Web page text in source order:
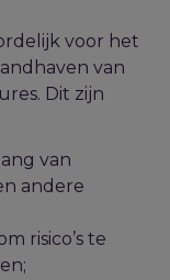
voor het
van
Dit zijn
van
andere
risico’s te